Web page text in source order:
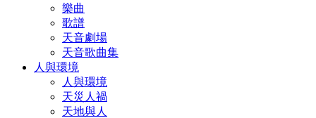
樂曲
歌譜
天音劇場
天音歌曲集
人與環境
人與環境
天災人禍
天地與人